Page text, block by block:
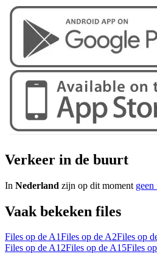
Verkeer in de buurt
In Nederland zijn op dit moment geen
Vaak bekeken files
Files op de A1Files op de A2Files op
Files op de A12Files op de A15Files